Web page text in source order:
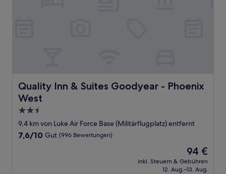
Quality Inn & Suites Goodyear - Phoenix
West
Quality Inn & Suites Goodyear - Phoenix West
2.5-
Sterne-
Unterkunft
9,4 km von Luke Air Force Base (Militärflugplatz) entfernt
7.6
7,6/10 Gut (996 Bewertungen)
Der
Preis
beträgt
94 €
inkl. Steuern & Gebühren
12. Aug.–13. Aug.